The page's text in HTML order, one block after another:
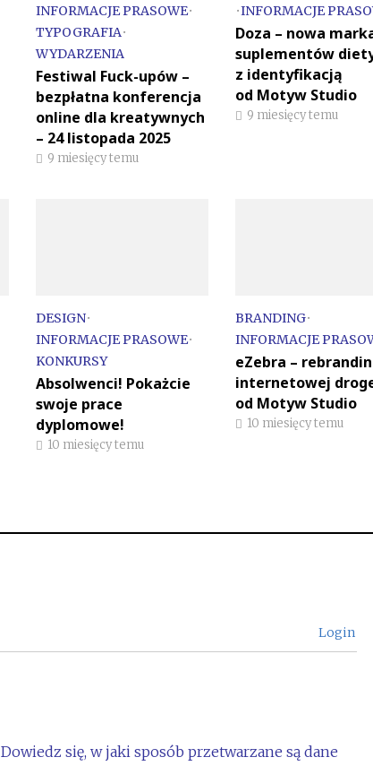
INFORMACJE PRASOWE•
TYPOGRAFIA•
WYDARZENIA
Festiwal Fuck-upów –
bezpłatna konferencja
online dla kreatywnych
– 24 listopada 2025
9 miesięcy temu
•INFORMACJE
Doza – nowa
suplementów
z identyfikacją
od Motyw Studio
9 miesięcy temu
DESIGN•
INFORMACJE PRASOWE•
KONKURSY
Absolwenci! Pokażcie
swoje prace
dyplomowe!
10 miesięcy temu
BRANDING•
INFORMACJE
eZebra –
internetowej
od Motyw Studio
10 miesięcy temu
Login
Dowiedz się, w jaki sposób przetwarzane są dane